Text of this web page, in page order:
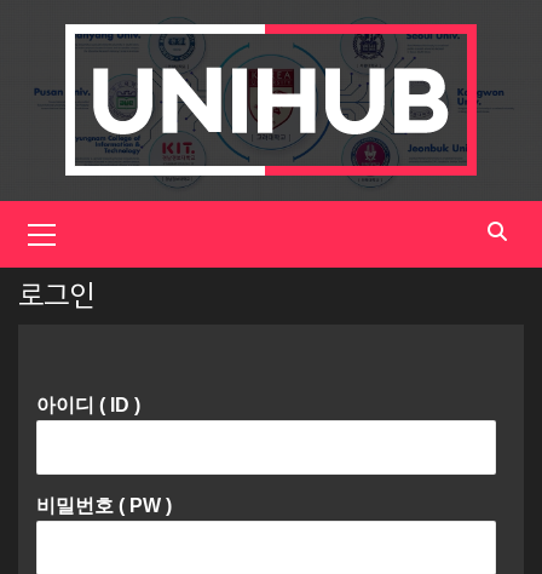
Menu
로그인
아이디 ( ID )
비밀번호 ( PW )